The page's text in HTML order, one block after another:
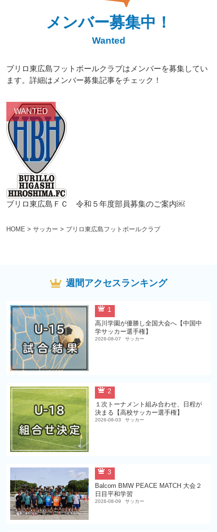
HOME > サッカー > ブリロ東広島フットボールクラブ
メンバー募集中！
Wanted
ブリロ東広島フットボールクラブはメンバーを募集してい
ます。詳細はメンバー募集記事をチェック！
ブリロ東広島ＦＣ 令和５年度部員募集のご案内￼
週間アクセスランキング
1
高川学園が優勝し全国大会へ【中国中
学サッカー選手権】
2026-08-07 サッカー
2
１次トーナメント組み合わせ、日程が
決まる【高校サッカー選手権】
2026-08-03 サッカー
3
Balcom BMW PEACE MATCH 大会２
日目平和学習
2026-08-09 サッカー